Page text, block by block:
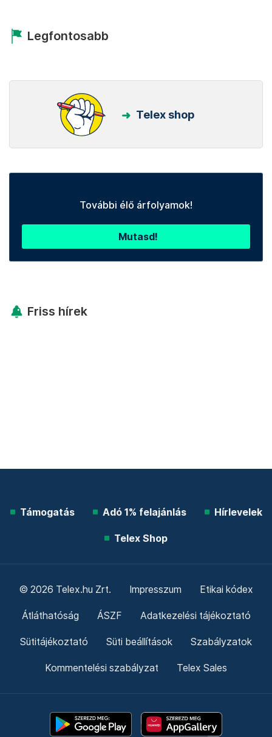
Legfontosabb
Telex shop
További élő árfolyamok!
Mutasd!
Friss hírek
Támogatás Adó 1% felajánlás Hírlevelek
Telex Shop
© 2026 Telex.hu Zrt. Impresszum Etikai kódex
Átláthatóság ÁSZF Adatkezelési tájékoztató
Sütitájékoztató Süti beállítások Szabályzatok
Kommentelési szabályzat Telex Sales